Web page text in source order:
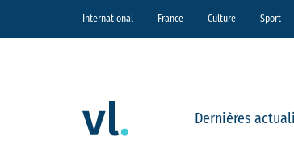
International France Culture Sport
Dernières